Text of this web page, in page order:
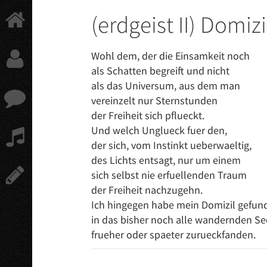
Springe
zum
Hauptinhalt
(erdgeist II)
Wohl dem, der die Einsamkeit noch
als Schatten begreift und nicht
als das Universum, aus dem man
vereinzelt nur Sternstunden
der Freiheit sich pflueckt.
Und welch Unglueck fuer den,
der sich, vom Instinkt ueberwaeltig,
des Lichts entsagt, nur um einem
sich selbst nie erfuellenden Traum
der Freiheit nachzugehn.
Ich hingegen habe mein Domizil
in das bisher noch alle wandernden
frueher oder spaeter zurueckfanden.